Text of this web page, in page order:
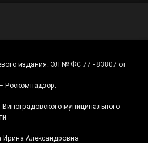
издания: ЭЛ № ФС 77 - 83807 от
Роскомнадзор.
муниципального
Ирина Александровна